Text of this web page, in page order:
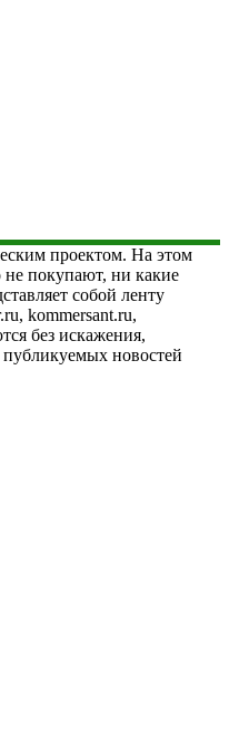
проектом. На этом
не покупают, ни какие
собой ленту
kommersant.ru,
без искажения,
публикуемых новостей